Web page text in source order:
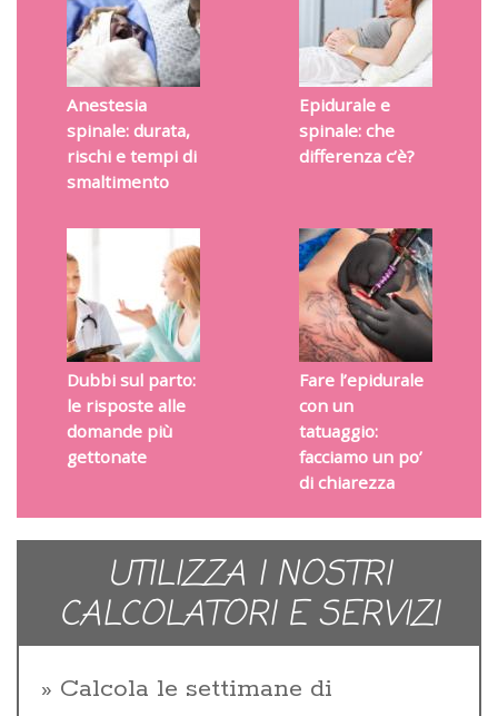
Anestesia
spinale: durata,
rischi e tempi di
smaltimento
Epidurale e
spinale: che
differenza c’è?
Dubbi sul parto:
le risposte alle
domande più
gettonate
Fare l’epidurale
con un
tatuaggio:
facciamo un po’
di chiarezza
UTILIZZA I NOSTRI
CALCOLATORI E SERVIZI
Calcola le settimane di